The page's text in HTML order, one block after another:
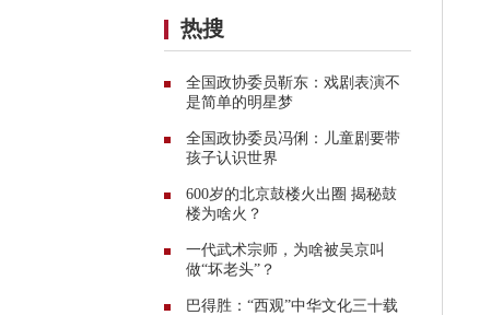
热搜
全国政协委员靳东：戏剧表演不
是简单的明星梦
全国政协委员冯俐：儿童剧要带
孩子认识世界
600岁的北京鼓楼火出圈 揭秘鼓
楼为啥火？
一代武术宗师，为啥被吴京叫
做“坏老头”？
巴得胜：“西观”中华文化三十载